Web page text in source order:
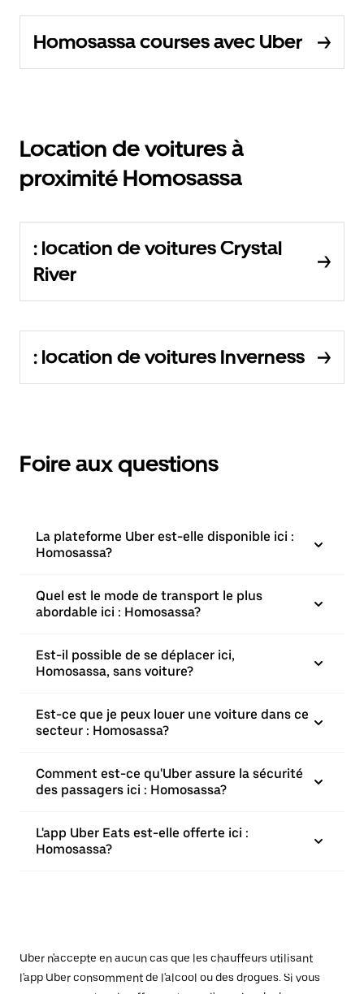
Homosassa courses avec Uber
Location de voitures à
proximité Homosassa
: location de voitures Crystal
River
: location de voitures Inverness
Foire aux questions
La plateforme Uber est-elle disponible ici :
Homosassa?
Quel est le mode de transport le plus
abordable ici : Homosassa?
Est-il possible de se déplacer ici,
Homosassa, sans voiture?
Est-ce que je peux louer une voiture dans ce
secteur : Homosassa?
Comment est-ce qu'Uber assure la sécurité
des passagers ici : Homosassa?
L'app Uber Eats est-elle offerte ici :
Homosassa?
Uber n'accepte en aucun cas que les chauffeurs utilisant
l'app Uber consomment de l'alcool ou des drogues. Si vous